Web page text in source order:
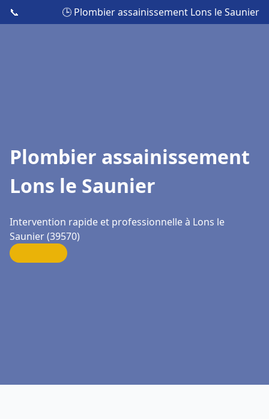
📞 🕒 Plombier assainissement Lons le Saunier
Plombier assainissement
Lons le Saunier
Intervention rapide et professionnelle à Lons le
Saunier (39570)